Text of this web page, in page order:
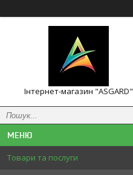
Інтернет-магазин "ASGARD"
Товари та послуги